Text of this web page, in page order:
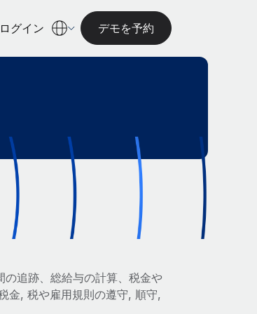
ログイン デモを予約
追跡、総給与の計算、税金や
金, 税や雇用規則の遵守, 順守,